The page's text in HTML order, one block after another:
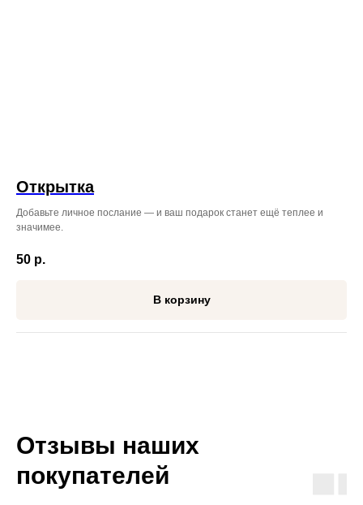
Открытка
Добавьте личное послание — и ваш подарок станет ещё теплее и
значимее.
50 р.
В корзину
Отзывы наших
покупателей
+7 (999) 619‒32‒32